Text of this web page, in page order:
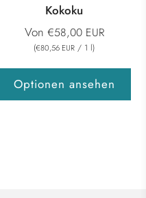
Kokoku
Von €58,00 EUR
(€80,56 EUR / 1 l)
Optionen ansehen